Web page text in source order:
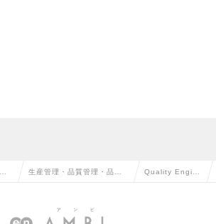
生産管理・品質管理・品質
ル）の転職
Quality Engin